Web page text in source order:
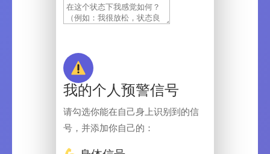
我的个人预警信号
请勾选你能在自己身上识别到的信
号，并添加你自己的：